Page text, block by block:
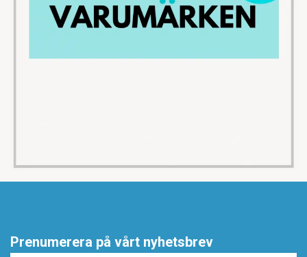
Prenumerera på vårt nyhetsbrev